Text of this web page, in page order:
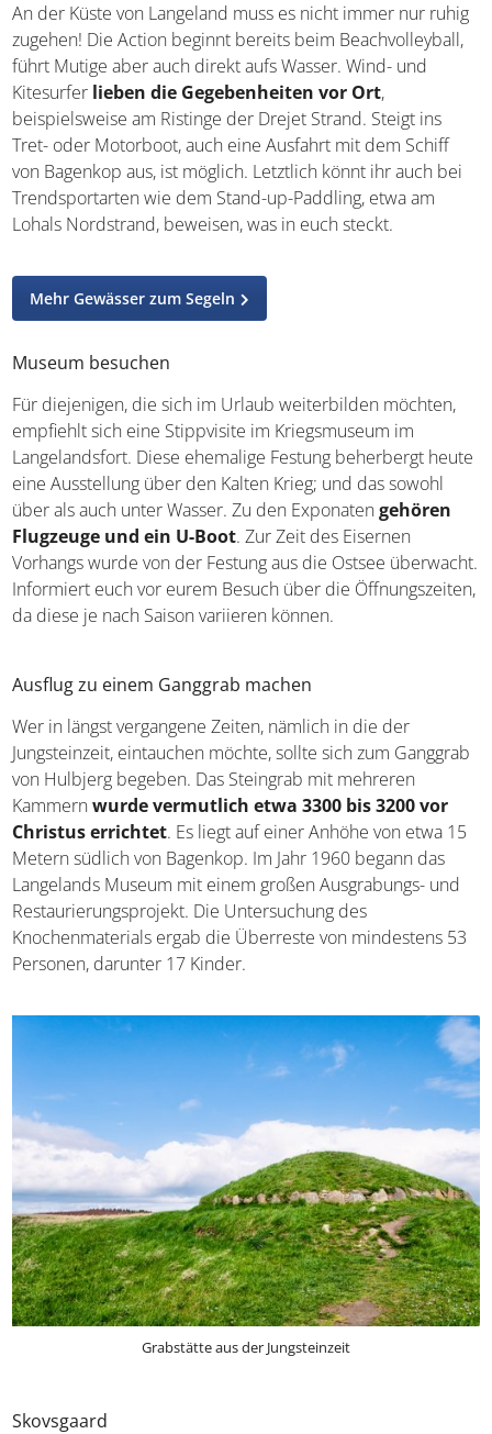
An der Küste von Langeland muss es nicht immer nur ruhig
zugehen! Die Action beginnt bereits beim Beachvolleyball,
führt Mutige aber auch direkt aufs Wasser. Wind- und
Kitesurfer lieben die Gegebenheiten vor Ort,
beispielsweise am Ristinge der Drejet Strand. Steigt ins
Tret- oder Motorboot, auch eine Ausfahrt mit dem Schiff
von Bagenkop aus, ist möglich. Letztlich könnt ihr auch bei
Trendsportarten wie dem Stand-up-Paddling, etwa am
Lohals Nordstrand, beweisen, was in euch steckt.
Mehr Gewässer zum Segeln
Museum besuchen
Für diejenigen, die sich im Urlaub weiterbilden möchten,
empfiehlt sich eine Stippvisite im Kriegsmuseum im
Langelandsfort. Diese ehemalige Festung beherbergt heute
eine Ausstellung über den Kalten Krieg; und das sowohl
über als auch unter Wasser. Zu den Exponatengehören
Flugzeuge und ein U-Boot. Zur Zeit des Eisernen
Vorhangs wurde von der Festung aus die Ostsee überwacht.
Informiert euch vor eurem Besuch über die Öffnungszeiten,
da diese je nach Saison variieren können.
Ausflug zu einem Ganggrab machen
Wer in längst vergangene Zeiten, nämlich in die der
Jungsteinzeit, eintauchen möchte, sollte sich zum Ganggrab
von Hulbjerg begeben. Das Steingrab mit mehreren
Kammernwurde vermutlich etwa 3300 bis 3200 vor
Christus errichtet. Es liegt auf einer Anhöhe von etwa 15
Metern südlich von Bagenkop. Im Jahr 1960 begann das
Langelands Museum mit einem großen Ausgrabungs- und
Restaurierungsprojekt. Die Untersuchung des
Knochenmaterials ergab die Überreste von mindestens 53
Personen, darunter 17 Kinder.
Grabstätte aus der Jungsteinzeit
Skovsgaard